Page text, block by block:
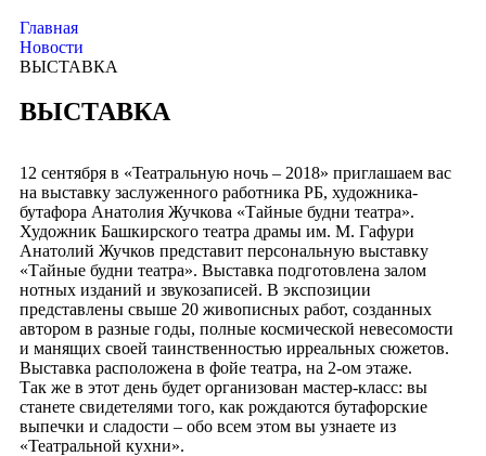
Главная
Новости
ВЫСТАВКА
ВЫСТАВКА
12 сентября в «Театральную ночь – 2018» приглашаем вас
на выставку заслуженного работника РБ, художника-
бутафора Анатолия Жучкова «Тайные будни театра».
Художник Башкирского театра драмы им. М. Гафури
Анатолий Жучков представит персональную выставку
«Тайные будни театра». Выставка подготовлена залом
нотных изданий и звукозаписей. В экспозиции
представлены свыше 20 живописных работ, созданных
автором в разные годы, полные космической невесомости
и манящих своей таинственностью ирреальных сюжетов.
Выставка расположена в фойе театра, на 2-ом этаже.
Так же в этот день будет организован мастер-класс: вы
станете свидетелями того, как рождаются бутафорские
выпечки и сладости – обо всем этом вы узнаете из
«Театральной кухни».